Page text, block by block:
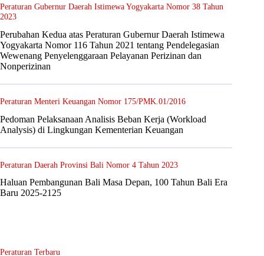
Peraturan Gubernur Daerah Istimewa Yogyakarta Nomor 38 Tahun
2023
Perubahan Kedua atas Peraturan Gubernur Daerah Istimewa
Yogyakarta Nomor 116 Tahun 2021 tentang Pendelegasian
Wewenang Penyelenggaraan Pelayanan Perizinan dan
Nonperizinan
Peraturan Menteri Keuangan Nomor 175/PMK.01/2016
Pedoman Pelaksanaan Analisis Beban Kerja (Workload
Analysis) di Lingkungan Kementerian Keuangan
Peraturan Daerah Provinsi Bali Nomor 4 Tahun 2023
Haluan Pembangunan Bali Masa Depan, 100 Tahun Bali Era
Baru 2025-2125
Peraturan Terbaru